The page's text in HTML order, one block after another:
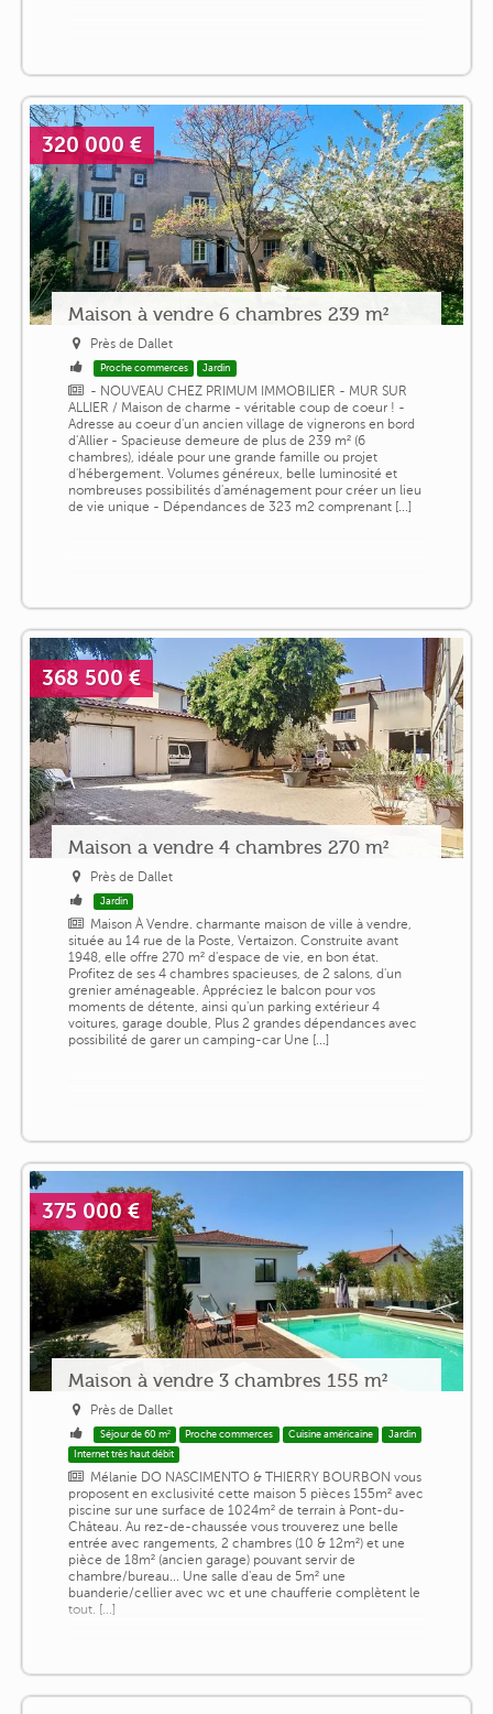
320 000 €
Maison à vendre 6 chambres 239 m²
Près de Dallet
Proche commerces Jardin
- NOUVEAU CHEZ PRIMUM IMMOBILIER - MUR SUR
ALLIER / Maison de charme - véritable coup de coeur ! -
Adresse au coeur d'un ancien village de vignerons en bord
d'Allier - Spacieuse demeure de plus de 239 m² (6
chambres), idéale pour une grande famille ou projet
d'hébergement. Volumes généreux, belle luminosité et
nombreuses possibilités d'aménagement pour créer un lieu
de vie unique - Dépendances de 323 m2 comprenant [...]
368 500 €
Maison a vendre 4 chambres 270 m²
Près de Dallet
Jardin
Maison À Vendre. charmante maison de ville à vendre,
située au 14 rue de la Poste, Vertaizon. Construite avant
1948, elle offre 270 m² d'espace de vie, en bon état.
Profitez de ses 4 chambres spacieuses, de 2 salons, d'un
grenier aménageable. Appréciez le balcon pour vos
moments de détente, ainsi qu'un parking extérieur 4
voitures, garage double, Plus 2 grandes dépendances avec
possibilité de garer un camping-car Une [...]
375 000 €
Maison à vendre 3 chambres 155 m²
Près de Dallet
Séjour de 60 m² Proche commerces Cuisine américaine
Jardin
Internet très haut débit
Mélanie DO NASCIMENTO & THIERRY BOURBON vous
proposent en exclusivité cette maison 5 pièces 155m² avec
piscine sur une surface de 1024m² de terrain à Pont-du-
Château. Au rez-de-chaussée vous trouverez une belle
entrée avec rangements, 2 chambres (10 & 12m²) et une
pièce de 18m² (ancien garage) pouvant servir de
chambre/bureau... Une salle d'eau de 5m² une
buanderie/cellier avec wc et une chaufferie complètent le
tout. [...]